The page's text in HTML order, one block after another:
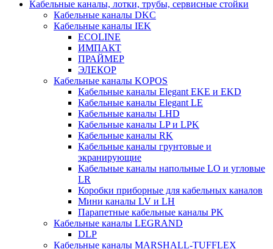
Кабельные каналы, лотки, трубы, сервисные стойки
Кабельные каналы DKC
Кабельные каналы IEK
ECOLINE
ИМПАКТ
ПРАЙМЕР
ЭЛЕКОР
Кабельные каналы KOPOS
Кабельные каналы Elegant EKE и EKD
Кабельные каналы Elegant LE
Кабельные каналы LHD
Кабельные каналы LP и LPK
Кабельные каналы RK
Кабельные каналы грунтовые и
экранирующие
Кабельные каналы напольные LO и угловые
LR
Коробки приборные для кабельных каналов
Мини каналы LV и LH
Парапетные кабельные каналы PK
Кабельные каналы LEGRAND
DLP
Кабельные каналы MARSHALL-TUFFLEX